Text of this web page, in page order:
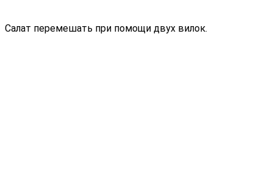
Салат перемешать при помощи двух вилок.